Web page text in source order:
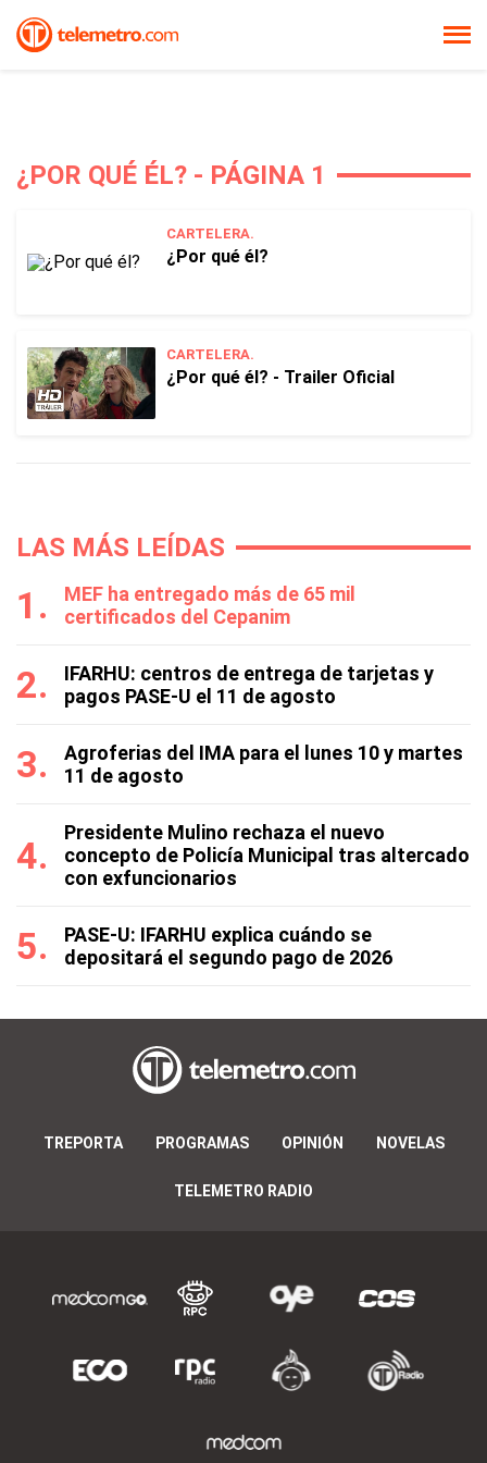
¿POR QUÉ ÉL? - PÁGINA 1
CARTELERA.
¿Por qué él?
CARTELERA.
¿Por qué él? - Trailer Oficial
LAS MÁS LEÍDAS
MEF ha entregado más de 65 mil
certificados del Cepanim
IFARHU: centros de entrega de tarjetas y
pagos PASE-U el 11 de agosto
Agroferias del IMA para el lunes 10 y martes
11 de agosto
Presidente Mulino rechaza el nuevo
concepto de Policía Municipal tras altercado
con exfuncionarios
PASE-U: IFARHU explica cuándo se
depositará el segundo pago de 2026
TREPORTA PROGRAMAS OPINIÓN NOVELAS
TELEMETRO RADIO